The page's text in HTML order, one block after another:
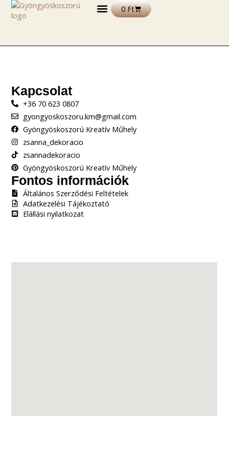
Skip
0FtKosár
Kapcsolat
+36 70 623 0807
gyongyoskoszoru.km@gmail.com
Gyöngyöskoszorú Kreatív Műhely
zsanna_dekoracio
zsannadekoracio
Gyöngyöskoszorú Kreatív Műhely
Fontos információk
Általános Szerződési Feltételek
Adatkezelési Tájékoztató
Elállási nyilatkozat